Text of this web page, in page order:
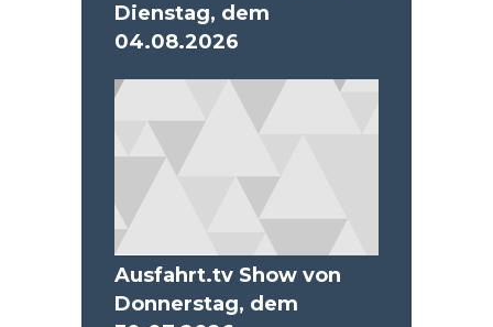
Dienstag, dem
04.08.2026
Ausfahrt.tv Show von
Donnerstag, dem